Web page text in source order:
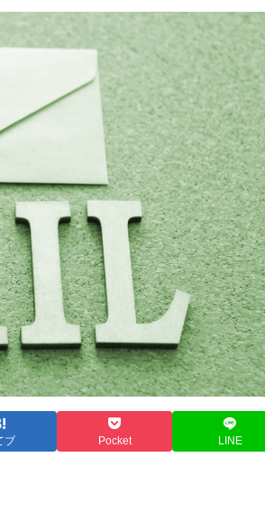
ブ Pocket LINE